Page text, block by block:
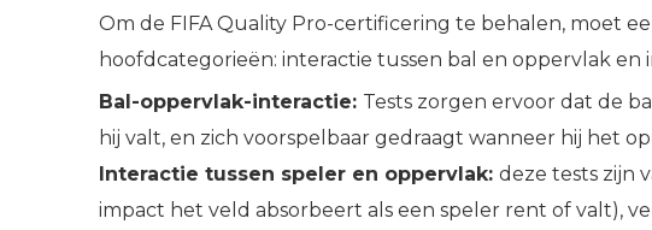
Om de FIFA Quality Pro-certificering te behalen, moet
hoofdcategorieën: interactie tussen bal en oppervlak
Bal-oppervlak-interactie: Tests zorgen ervoor dat de
hij valt, en zich voorspelbaar gedraagt ​​wanneer hij het
Interactie tussen speler en oppervlak: deze tests zijn
impact het veld absorbeert als een speler rent of valt),